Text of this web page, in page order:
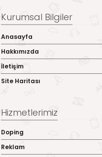
Kurumsal Bilgiler
Anasayfa
Hakkımızda
İletişim
Site Haritası
Hizmetlerimiz
Doping
Reklam